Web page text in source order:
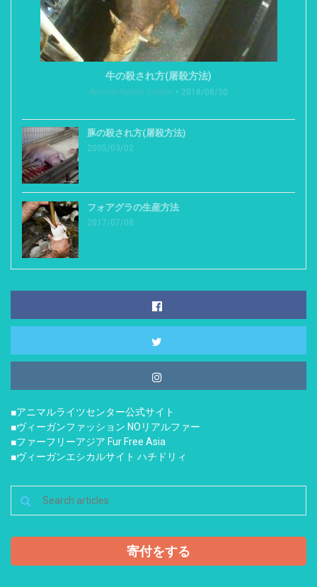
牛の殺され方(屠殺方法)
Animal Rights Center 2018/08/30
豚の殺され方(屠殺方法)
2005/03/02
フォアグラの生産方法
2017/07/08
■アニマルライツセンター公式サイト
■ヴィーガンファッション NOリアルファー
■ファーフリーアジア Fur Free Asia
■ヴィーガンエシカルサイト ハチドリィ
寄付をする